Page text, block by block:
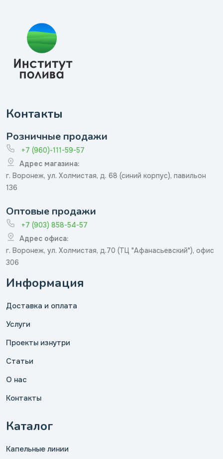
Контакты
Розничные продажи
+7 (960)-111-59-57
Адрес магазина:
г. Воронеж, ул. Холмистая, д. 68 (синий корпус), павильон
136
Оптовые продажи
+7 (903) 858-54-57
Адрес офиса:
г. Воронеж, ул. Холмистая, д.70 (ТЦ "Афанасьевский"), офис
306
Информация
Доставка и оплата
Услуги
Проекты изнутри
Статьи
О нас
Контакты
Каталог
Капельные линии